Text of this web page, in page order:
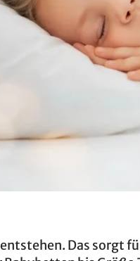
Das sorgt